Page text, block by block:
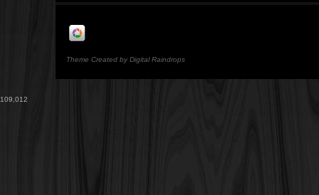
Theme Created by Digital Raindrops
109,012